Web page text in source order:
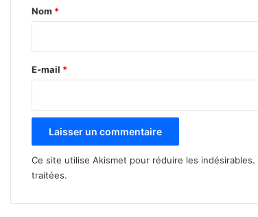
a
e
Nom *
E-mail *
Ce site utilise Akismet pour réduire les indésirables.
traitées.